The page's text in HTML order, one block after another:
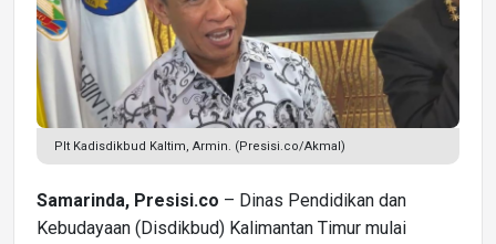
Plt Kadisdikbud Kaltim, Armin. (Presisi.co/Akmal)
Samarinda, Presisi.co – Dinas Pendidikan dan
Kebudayaan (Disdikbud) Kalimantan Timur mulai